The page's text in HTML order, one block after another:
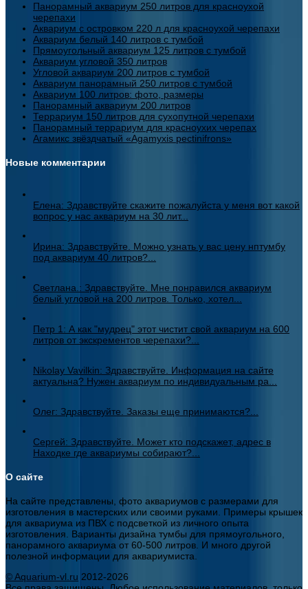
Панорамный аквариум 250 литров для красноухой
черепахи
Аквариум с островком 220 л для красноухой черепахи
Аквариум белый 140 литров с тумбой
Прямоугольный аквариум 125 литров с тумбой
Аквариум угловой 350 литров
Угловой аквариум 200 литров с тумбой
Аквариум панорамный 250 литров с тумбой
Аквариум 100 литров: фото, размеры
Панорамный аквариум 200 литров
Террариум 150 литров для сухопутной черепахи
Панорамный террариум для красноухих черепах
Агамикс звёздчатый «Agamyxis pectinifrons»
Новые комментарии
Елена: Здравствуйте скажите пожалуйста у меня вот какой
вопрос у нас аквариум на 30 лит...
Ирина: Здравствуйте. Можно узнать у вас цену нптумбу
под аквариум 40 литров?...
Светлана.: Здравствуйте. Мне понравился аквариум
белый угловой на 200 литров. Только, хотел...
Петр 1: А как "мудрец" этот чистит свой аквариум на 600
литров от экскрементов черепахи?...
Nikolay Vavilkin: Здравствуйте. Информация на сайте
актуальна? Нужен аквариум по индивидуальным ра...
Олег: Здравствуйте. Заказы еще принимаются?...
Сергей: Здравствуйте. Может кто подскажет, адрес в
Находке где аквариумы собирают?...
О сайте
На сайте представлены, фото аквариумов с размерами для
изготовления в мастерских или своими руками. Примеры крышек
для аквариума из ПВХ с подсветкой из личного опыта
изготовления. Варианты дизайна тумбы для прямоугольного,
панорамного аквариума от 60-500 литров. И много другой
полезной информации для аквариумиста.
© Aquarium-vl.ru 2012-2026